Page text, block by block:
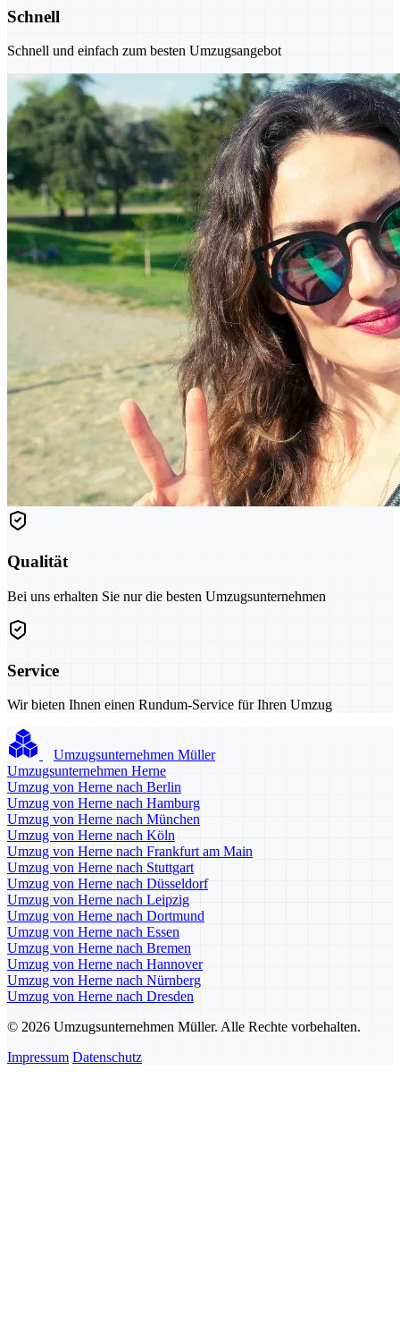
Schnell
Schnell und einfach zum besten Umzugsangebot
Qualität
Bei uns erhalten Sie nur die besten Umzugsunternehmen
Service
Wir bieten Ihnen einen Rundum-Service für Ihren Umzug
Umzugsunternehmen Müller
Umzugsunternehmen Herne
Umzug von Herne nach Berlin
Umzug von Herne nach Hamburg
Umzug von Herne nach München
Umzug von Herne nach Köln
Umzug von Herne nach Frankfurt am Main
Umzug von Herne nach Stuttgart
Umzug von Herne nach Düsseldorf
Umzug von Herne nach Leipzig
Umzug von Herne nach Dortmund
Umzug von Herne nach Essen
Umzug von Herne nach Bremen
Umzug von Herne nach Hannover
Umzug von Herne nach Nürnberg
Umzug von Herne nach Dresden
© 2026 Umzugsunternehmen Müller. Alle Rechte vorbehalten.
Impressum Datenschutz